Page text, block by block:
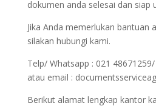
dokumen anda selesai dan siap
Jika Anda memerlukan bantuan
silakan hubungi kami.
Telp/ Whatsapp : 021
atau email :
Berikut alamat lengkap kantor